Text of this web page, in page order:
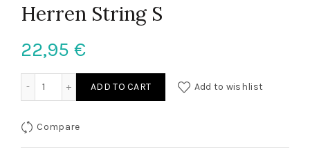
Herren String S
22,95 €
ADD TO CART Add to wishlist
Compare